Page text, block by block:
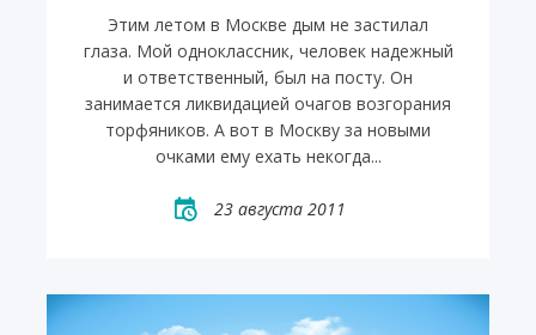
Этим летом в Москве дым не застилал
глаза. Мой одноклассник, человек надежный
и ответственный, был на посту. Он
занимается ликвидацией очагов возгорания
торфяников. А вот в Москву за новыми
очками ему ехать некогда...
23 августа 2011